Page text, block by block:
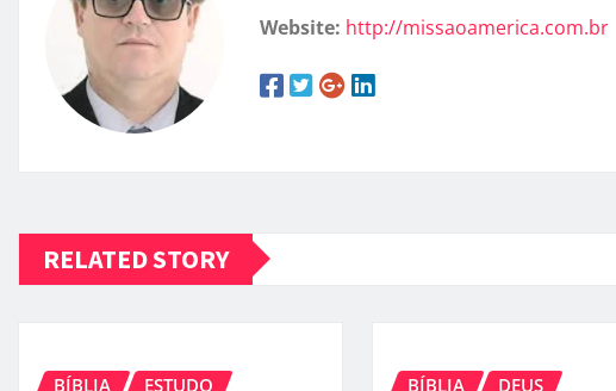
Website: http://missaoamerica.com.br
RELATED STORY
BÍBLIA ESTUDO BÍBLIA DEUS